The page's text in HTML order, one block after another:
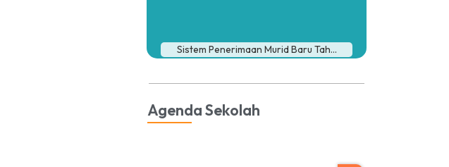
Sistem Penerimaan Murid Baru Tah...
Agenda Sekolah